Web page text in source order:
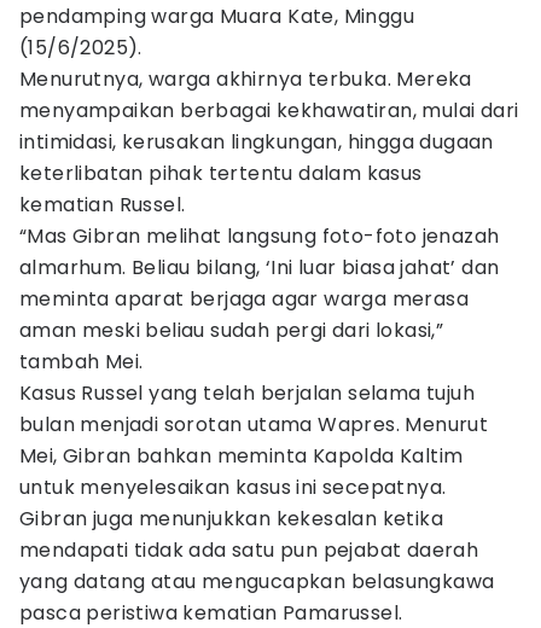
pendamping warga Muara Kate, Minggu
(15/6/2025).
Menurutnya, warga akhirnya terbuka. Mereka
menyampaikan berbagai kekhawatiran, mulai dari
intimidasi, kerusakan lingkungan, hingga dugaan
keterlibatan pihak tertentu dalam kasus
kematian Russel.
“Mas Gibran melihat langsung foto-foto jenazah
almarhum. Beliau bilang, ‘Ini luar biasa jahat’ dan
meminta aparat berjaga agar warga merasa
aman meski beliau sudah pergi dari lokasi,”
tambah Mei.
Kasus Russel yang telah berjalan selama tujuh
bulan menjadi sorotan utama Wapres. Menurut
Mei, Gibran bahkan meminta Kapolda Kaltim
untuk menyelesaikan kasus ini secepatnya.
Gibran juga menunjukkan kekesalan ketika
mendapati tidak ada satu pun pejabat daerah
yang datang atau mengucapkan belasungkawa
pasca peristiwa kematian Pamarussel.